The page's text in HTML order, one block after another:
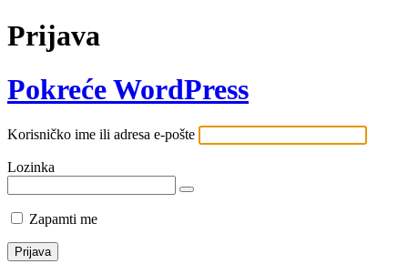
Prijava
Pokreće WordPress
Korisničko ime ili adresa e-pošte
Lozinka
Zapamti me